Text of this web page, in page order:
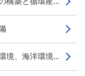
境、海洋環境...